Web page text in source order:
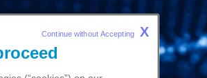
Continue without Accepting X